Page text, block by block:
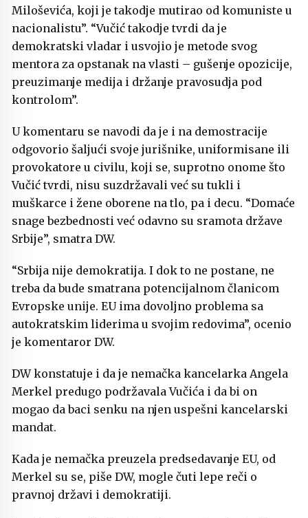
Miloševića, koji je takodje mutirao od komuniste u
nacionalistu”. “Vučić takodje tvrdi da je
demokratski vladar i usvojio je metode svog
mentora za opstanak na vlasti – gušenje opozicije,
preuzimanje medija i držanje pravosudja pod
kontrolom”.
U komentaru se navodi da je i na demostracije
odgovorio šaljući svoje jurišnike, uniformisane ili
provokatore u civilu, koji se, suprotno onome što
Vučić tvrdi, nisu suzdržavali već su tukli i
muškarce i žene oborene na tlo, pa i decu. “Domaće
snage bezbednosti već odavno su sramota države
Srbije”, smatra DW.
“Srbija nije demokratija. I dok to ne postane, ne
treba da bude smatrana potencijalnom članicom
Evropske unije. EU ima dovoljno problema sa
autokratskim liderima u svojim redovima”, ocenio
je komentaror DW.
DW konstatuje i da je nemačka kancelarka Angela
Merkel predugo podržavala Vučića i da bi on
mogao da baci senku na njen uspešni kancelarski
mandat.
Kada je nemačka preuzela predsedavanje EU, od
Merkel su se, piše DW, mogle čuti lepe reči o
pravnoj državi i demokratiji.